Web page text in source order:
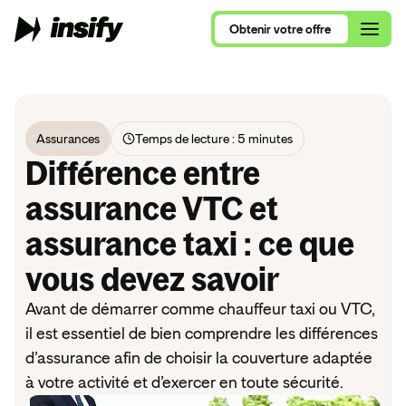
Qui sommes-nous ?
Nous rejoindre
Contactez nos équipes
Alimentation et Restauration
Ameublement et Maison
Art, Culture et Évènements
Beauté, Bien-Être et Sport
Commerces de détail
Santé et Parapharmacie
Assurance Multirisque Professionnelle
RC Pro et Exploitation
Protection Juridique Professionnelle
Nos assurances pour auto-entrepreneur
Nos assurances pour consultants
Nos assurances pour nouvel entrepreneur
Comparatif RC Pro 2026
RC Pro ou Multirisque Professionnelle ?
Consultants, ce que vous devez savoir
Tous nos articles de blog
Obtenir votre offre
Assurances Temps de lecture : 5 minutes
Différence entre
assurance VTC et
assurance taxi : ce que
vous devez savoir
Avant de démarrer comme chauffeur taxi ou VTC,
il est essentiel de bien comprendre les différences
d’assurance afin de choisir la couverture adaptée
à votre activité et d’exercer en toute sécurité.